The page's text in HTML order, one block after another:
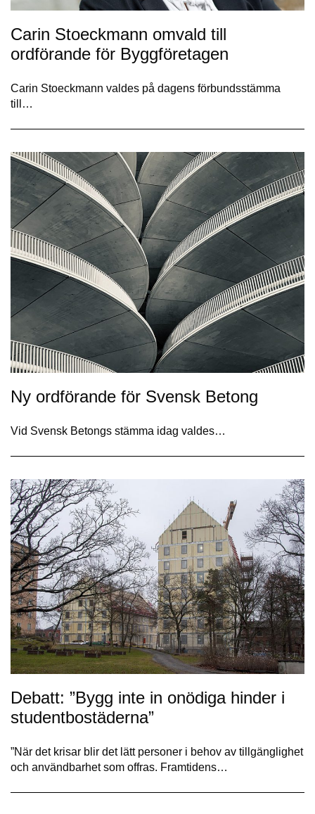
Carin Stoeckmann omvald till
ordförande för Byggföretagen
Carin Stoeckmann valdes på dagens förbundsstämma
till…
Ny ordförande för Svensk Betong
Vid Svensk Betongs stämma idag valdes…
Debatt: ”Bygg inte in onödiga hinder i
studentbostäderna”
”När det krisar blir det lätt personer i behov av tillgänglighet
och användbarhet som offras. Framtidens…